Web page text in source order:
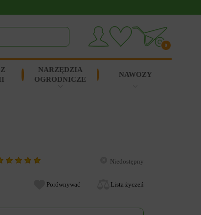
0
NARZĘDZIA
OGRODNICZE
NAWOZY
Niedostępny
Porównywać Lista życzeń